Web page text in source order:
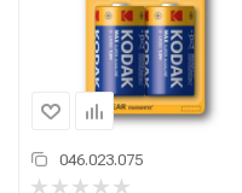
046.023.075